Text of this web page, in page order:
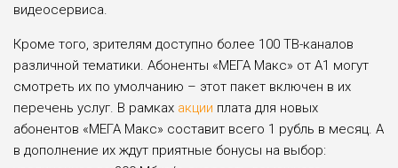
видеосервиса.
Кроме того, зрителям доступно более 100 ТВ-каналов
различной тематики. Абоненты «МЕГА Макс» от А1 могут
смотреть их по умолчанию – этот пакет включен в их
перечень услуг. В рамках акции плата для новых
абонентов «МЕГА Макс» составит всего 1 рубль в месяц. А
в дополнение их ждут приятные бонусы на выбор: